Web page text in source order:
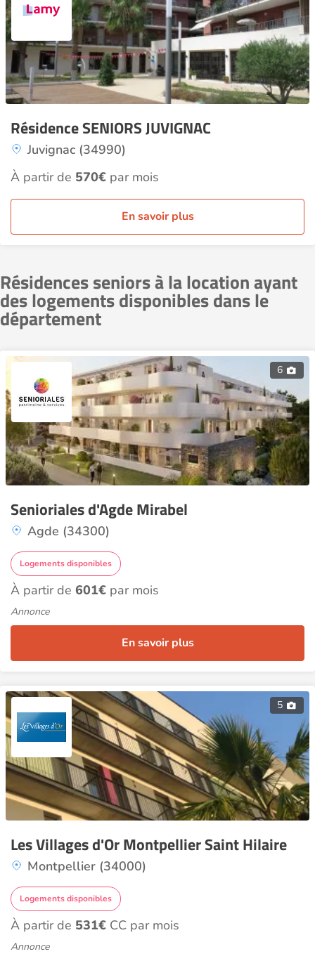
Résidence SENIORS JUVIGNAC
Juvignac (34990)
À partir de 570€ par mois
En savoir plus
Résidences seniors à la location ayant
des logements disponibles dans le
département
6
Senioriales d'Agde Mirabel
Agde (34300)
Logements disponibles
À partir de 601€ par mois
Annonce
En savoir plus
5
Les Villages d'Or Montpellier Saint Hilaire
Montpellier (34000)
Logements disponibles
À partir de 531€ CC par mois
Annonce